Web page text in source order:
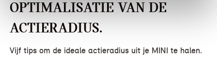
Optimalisatie van de
actieradius.
Vijf tips om de ideale actieradius uit je MINI te halen.